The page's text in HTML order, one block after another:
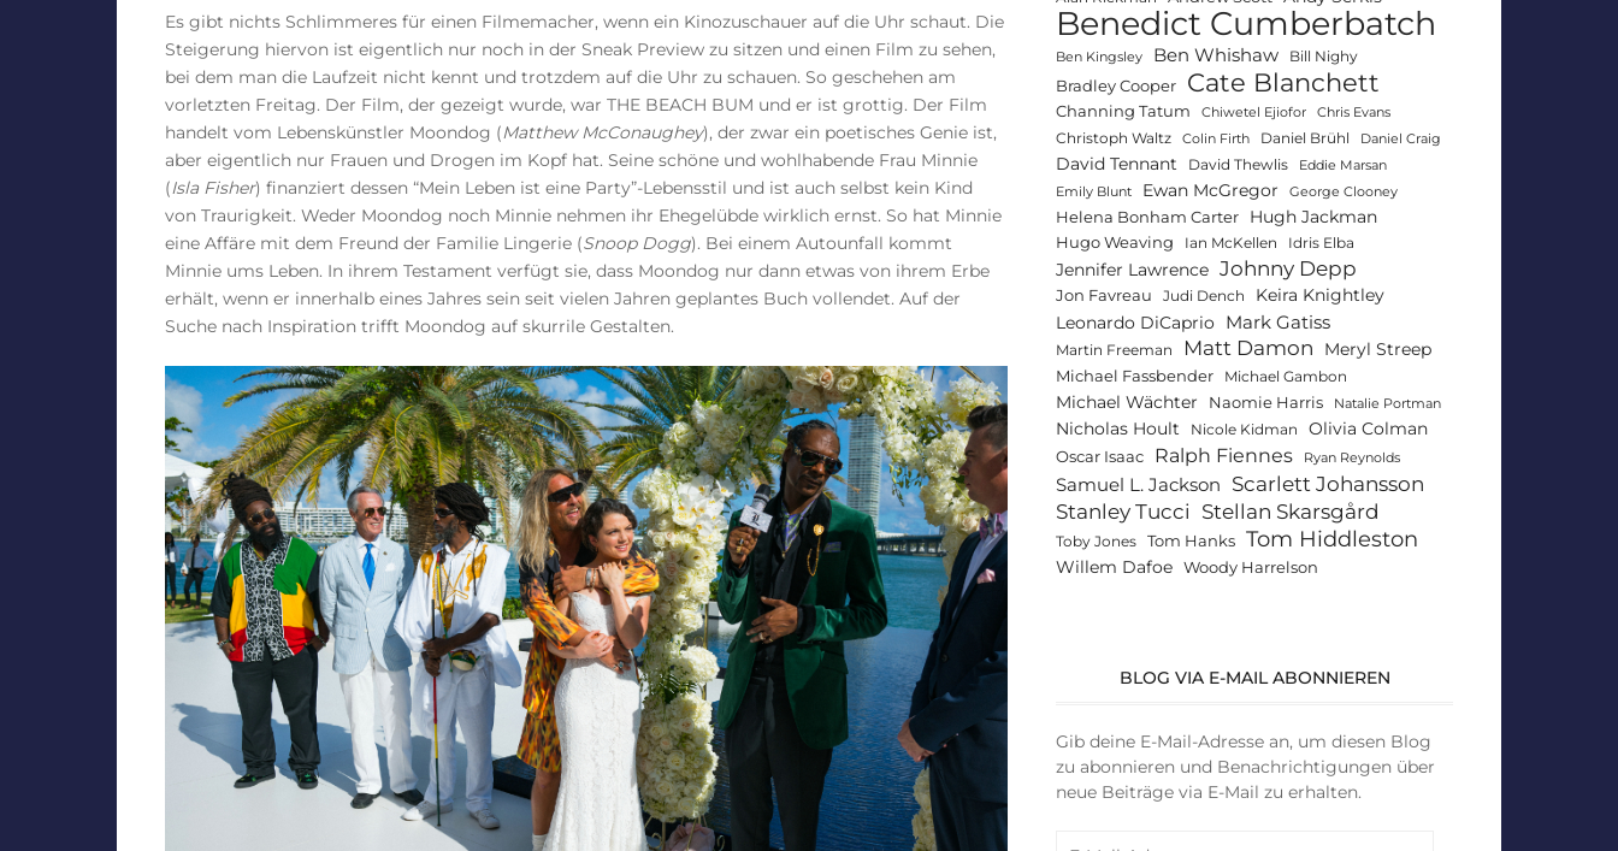
Es gibt nichts Schlimmeres für einen Filmemacher, wenn ein Kinozuschauer auf die Uhr schaut. Die
Steigerung hiervon ist eigentlich nur noch in der Sneak Preview zu sitzen und einen Film zu sehen,
bei dem man die Laufzeit nicht kennt und trotzdem auf die Uhr zu schauen. So geschehen am
vorletzten Freitag. Der Film, der gezeigt wurde, war THE BEACH BUM und er ist grottig. Der Film
handelt vom Lebenskünstler Moondog (Matthew McConaughey), der zwar ein poetisches Genie ist,
aber eigentlich nur Frauen und Drogen im Kopf hat. Seine schöne und wohlhabende Frau Minnie
(Isla Fisher) finanziert dessen “Mein Leben ist eine Party”-Lebensstil und ist auch selbst kein Kind
von Traurigkeit. Weder Moondog noch Minnie nehmen ihr Ehegelübde wirklich ernst. So hat Minnie
eine Affäre mit dem Freund der Familie Lingerie (Snoop Dogg). Bei einem Autounfall kommt
Minnie ums Leben. In ihrem Testament verfügt sie, dass Moondog nur dann etwas von ihrem Erbe
erhält, wenn er innerhalb eines Jahres sein seit vielen Jahren geplantes Buch vollendet. Auf der
Suche nach Inspiration trifft Moondog auf skurrile Gestalten.
Benedict Cumberbatch
Ben Kingsley Ben Whishaw Bill Nighy
Bradley Cooper Cate Blanchett
Channing Tatum Chiwetel Ejiofor Chris Evans
Christoph Waltz Colin Firth Daniel Brühl Daniel Craig
David Tennant David Thewlis
Eddie Marsan
Emily Blunt
Ewan McGregor George Clooney
Helena Bonham Carter Hugh Jackman
Hugo Weaving Ian McKellen Idris Elba
Jennifer Lawrence Johnny Depp
Jon Favreau Judi Dench
Keira Knightley
Leonardo DiCaprio
Mark Gatiss
Martin Freeman Matt Damon Meryl Streep
Michael Fassbender Michael Gambon
Michael Wächter Naomie Harris Natalie Portman
Nicholas Hoult Nicole Kidman Olivia Colman
Oscar Isaac Ralph Fiennes Ryan Reynolds
Samuel L. Jackson Scarlett Johansson
Stanley Tucci Stellan Skarsgård
Toby Jones Tom Hanks Tom Hiddleston
Willem Dafoe Woody Harrelson
BLOG VIA E-MAIL ABONNIEREN
Gib deine E-Mail-Adresse an, um diesen Blog
zu abonnieren und Benachrichtigungen über
neue Beiträge via E-Mail zu erhalten.